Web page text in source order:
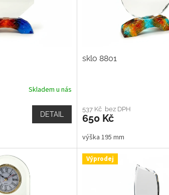
Skladem u nás
DETAIL
sklo 8801
537 Kč bez DPH
650 Kč
výška 195 mm
Výprodej